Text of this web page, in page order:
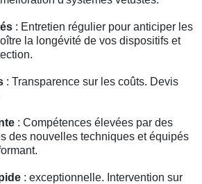
: Entretien régulier pour anticiper les
la longévité de vos dispositifs et
: Transparence sur les coûts. Devis
: Compétences élevées par des
des nouvelles techniques et équipés
: exceptionnelle. Intervention sur